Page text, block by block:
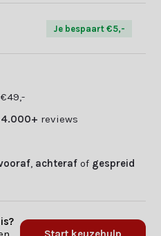
Je bespaart €5,-
4.000+ reviews
achteraf of gespreid